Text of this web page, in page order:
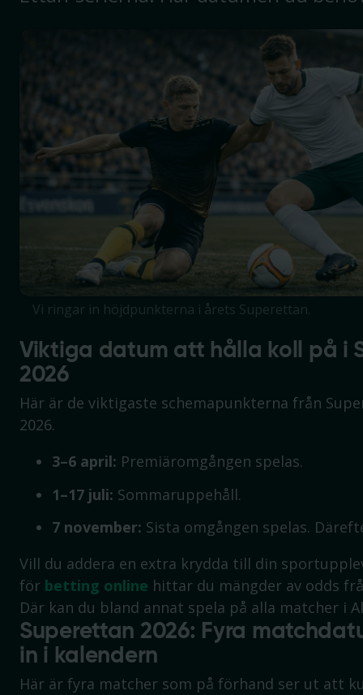
Vi ringar in höjdpunkterna i årets Superettan.
Viktiga datum att hålla koll på i
2026
Här är de viktigaste schemapunkterna från
2026.
3–6 april: Premiäromgången spelas.
1–17 juli: Sommaruppehåll.
7 november: Sista omgången spelas.
Vill du addera en extra krydda till din
för betting online hittar du mängder av odds
Där kan du bland annat spela på alla matcher i
Superettan 2026: Fyra
in i kalendern
Här är fyra matcher som på förhand ser ut att